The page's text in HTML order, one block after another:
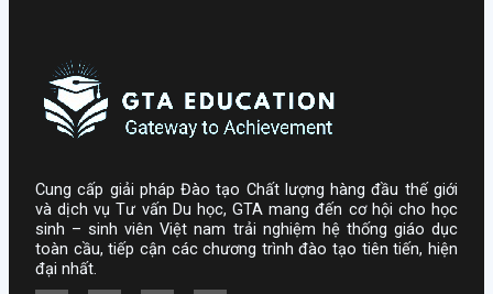
Cung cấp giải pháp Đào tạo Chất lượng hàng đầu thế giới
và dịch vụ Tư vấn Du học, GTA mang đến cơ hội cho học
sinh – sinh viên Việt nam trải nghiệm hệ thống giáo dục
toàn cầu, tiếp cận các chương trình đào tạo tiên tiến, hiện
đại nhất.